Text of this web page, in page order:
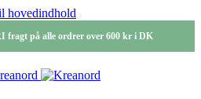
hovedindhold
fragt på alle ordrer over 600 kr i DK